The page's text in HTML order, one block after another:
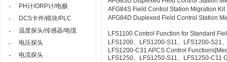
-
PH计/ORP计/电极
-
DCS卡件/模块/PLC
-
温度探头/传感器/电缆
-
电压探头
-
电流探头
AFG84S Field Control Station Migration Kit
AFG84D Duplexed Field Control Station
LFS1100 Control Function for Standard
LFS1200、LFS1200-S11、LFS1200-S21
LFS1200-C31 APCS Control
LFS1250、LFS1250-S11、LFS1250-C11